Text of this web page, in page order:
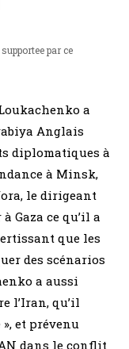
par ce
a
Anglais
diplomatiques à
à Minsk,
le dirigeant
Gaza ce qu’il a
que les
des scénarios
a aussi
l’Iran, qu’il
et prévenu
dans le conflit